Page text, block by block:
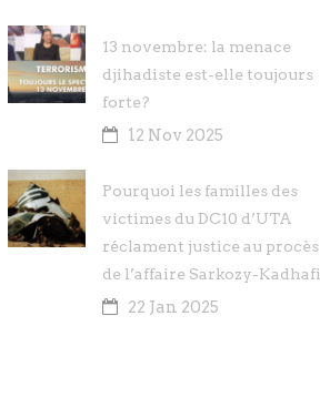
13 novembre: la menace
djihadiste est-elle toujours
forte?
12 Nov 2025
Pourquoi les familles des
victimes du DC10 d’UTA
réclament justice au procès
de l’affaire Sarkozy-Kadhafi
22 Jan 2025